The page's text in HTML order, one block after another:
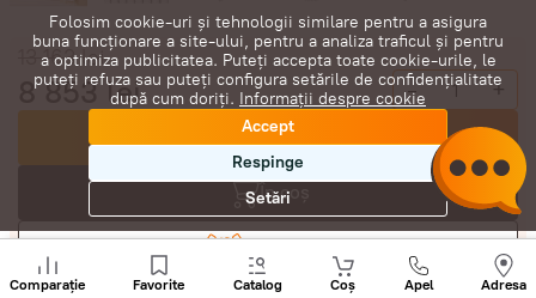
13 163lei
8 853lei - +
Cumpără acum
În coș
Comparație Favorite Catalog Coș Apel Adresa
Sunați
+
Folosim cookie-uri și tehnologii similare pentru a asigura
buna funcționare a site-ului, pentru a analiza traficul și pentru
a optimiza publicitatea. Puteți accepta toate cookie-urile, le
puteți refuza sau puteți configura setările de confidențialitate
după cum doriți. Informații despre cookie
Accept
Respinge
Setări